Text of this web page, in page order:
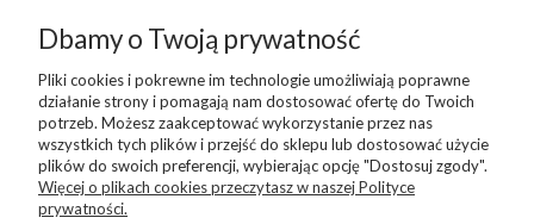
Opaska na głowę
muślinowa | 9-24 mc |
beżowa
32,99 zł
dodaj do koszyka
Dbamy o Twoją prywatność
Pliki cookies i pokrewne im technologie umożliwiają poprawne
działanie strony i pomagają nam dostosować ofertę do Twoich
potrzeb. Możesz zaakceptować wykorzystanie przez nas
wszystkich tych plików i przejść do sklepu lub dostosować użycie
plików do swoich preferencji, wybierając opcję "Dostosuj zgody".
Więcej o plikach cookies przeczytasz w naszej Polityce
prywatności.